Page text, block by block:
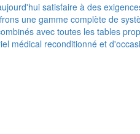
satisfaire à des
une gamme complète de
avec toutes les tables
médical reconditionné et